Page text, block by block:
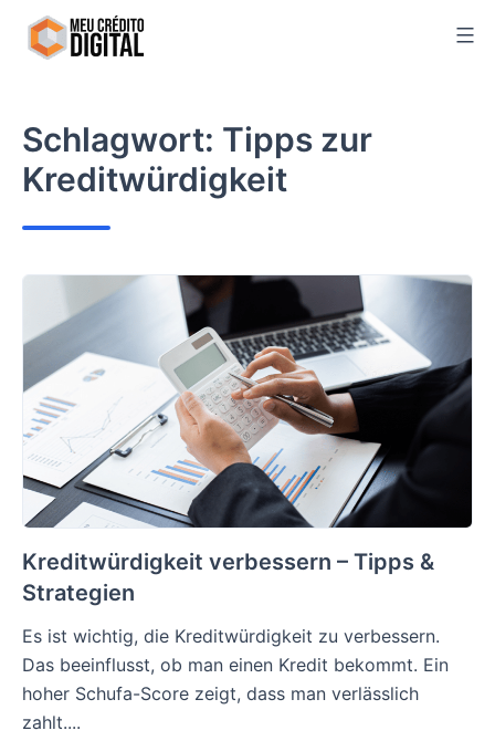
Skip
Schlagwort: Tipps zur
Kreditwürdigkeit
Kreditwürdigkeit verbessern – Tipps &
Strategien
Es ist wichtig, die Kreditwürdigkeit zu verbessern.
Das beeinflusst, ob man einen Kredit bekommt. Ein
hoher Schufa-Score zeigt, dass man verlässlich
zahlt....